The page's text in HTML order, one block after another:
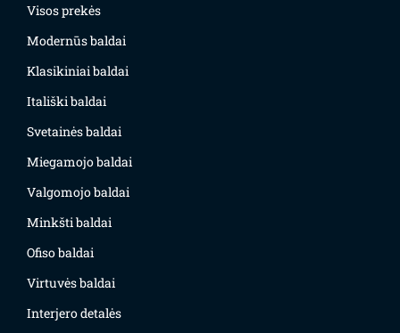
Visos prekės
Modernūs baldai
Klasikiniai baldai
Itališki baldai
Svetainės baldai
Miegamojo baldai
Valgomojo baldai
Minkšti baldai
Ofiso baldai
Virtuvės baldai
Interjero detalės